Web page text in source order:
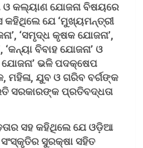
ଓ କଲ୍ୟାଣ ଯୋଜନା ବିଷୟରେ
ଯେ ‘ମୁଖ୍ୟମନ୍ତ୍ରୀ
‘ସମୃଦ୍ଧ କୃଷକ ଯୋଜନା’,
‘କନ୍ୟା ବିବାହ ଯୋଜନା’ ଓ
ଭଳି ପଦକ୍ଷେପ
ମହିଳା, ଯୁବ ଓ ଗରିବ ବର୍ଗଙ୍କ
ସରକାରଙ୍କ ପ୍ରତିବଦ୍ଧତା
ସହ କହିଥିଲେ ଯେ ଓଡ଼ିଆ
ସଂସ୍କୃତିର ସୁରକ୍ଷା ସହିତ